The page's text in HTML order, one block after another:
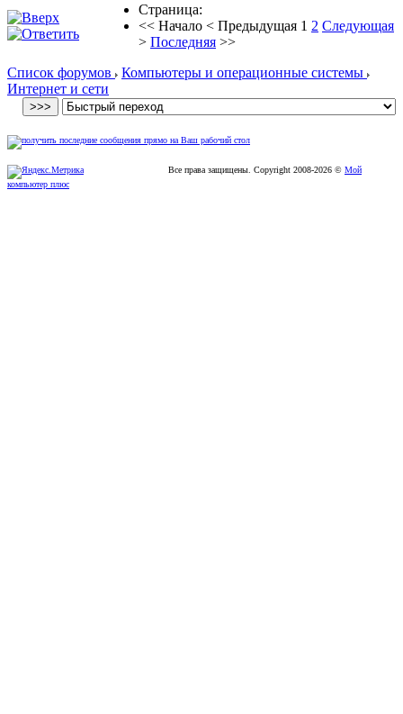
Страница:
<< Начало < Предыдущая 1 2 Следующая
> Последняя >>
Список форумов
Компьютеры и операционные системы
Интернет и сети
Все права защищены. Copyright 2008-2026 © Мой
компьютер плюс